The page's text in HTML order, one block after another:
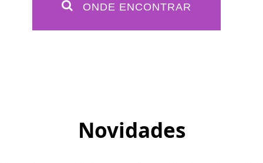
ONDE ENCONTRAR
Novidades